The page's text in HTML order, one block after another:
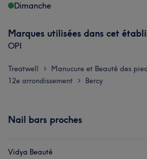
Dimanche
Marques utilisées dans cet
OPI
Treatwell > Manucure et Beauté des
12e arrondissement > Bercy
Nail bars proches
Vidya Beauté